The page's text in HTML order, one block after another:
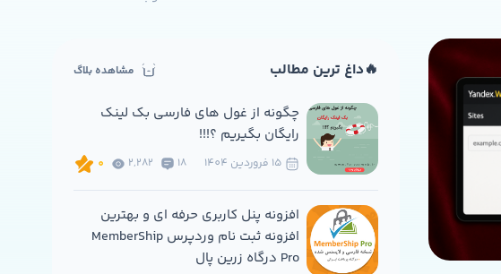
🔥داغ ترین مطالب مشاهده بلاگ
چگونه از غول های فارسی بک لینک
رایگان بگیریم ؟!!!
18
2,282
0
افزونه پنل کاربری حرفه ای و بهترین
افزونه ثبت نام وردپرس MemberShip
Pro درگاه زرین پال